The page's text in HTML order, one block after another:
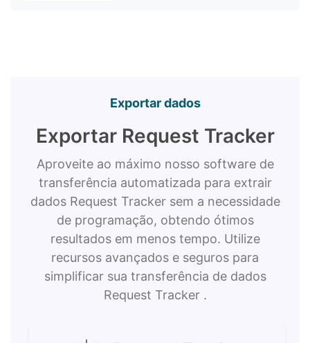
Exportar dados
Exportar Request Tracker
Aproveite ao máximo nosso software de
transferência automatizada para extrair
dados Request Tracker sem a necessidade
de programação, obtendo ótimos
resultados em menos tempo. Utilize
recursos avançados e seguros para
simplificar sua transferência de dados
Request Tracker .